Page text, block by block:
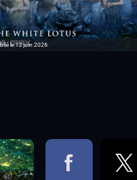
le 12 juin 2026